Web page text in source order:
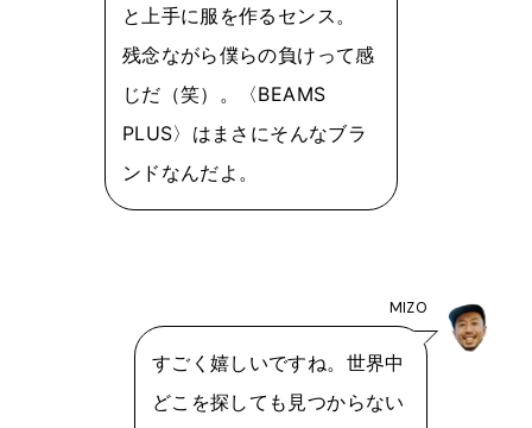
と上手に服を作るセンス。
残念ながら僕らの負けって感
じだ（笑）。〈BEAMS
PLUS〉はまさにそんなブラ
ンドなんだよ。
MIZO
すごく嬉しいですね。世界中
どこを探しても見つからない